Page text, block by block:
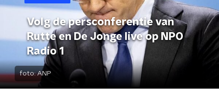
Volg de persconferentie van
Rutte en De Jonge live op NPO
Radio 1
foto:ANP